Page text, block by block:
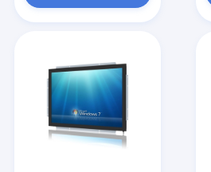
Thuis
Producten